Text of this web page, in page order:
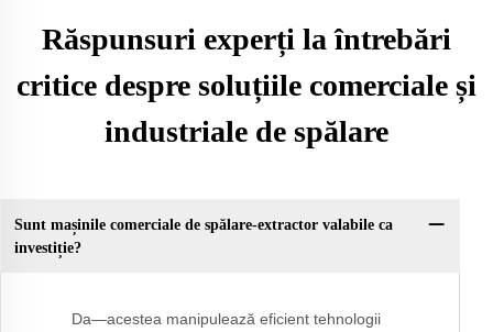
Răspunsuri experți la întrebări
critice despre soluțiile comerciale și
industriale de spălare
Sunt mașinile comerciale de spălare-extractor valabile ca
investiție?
Da—acestea manipulează eficient tehnologii